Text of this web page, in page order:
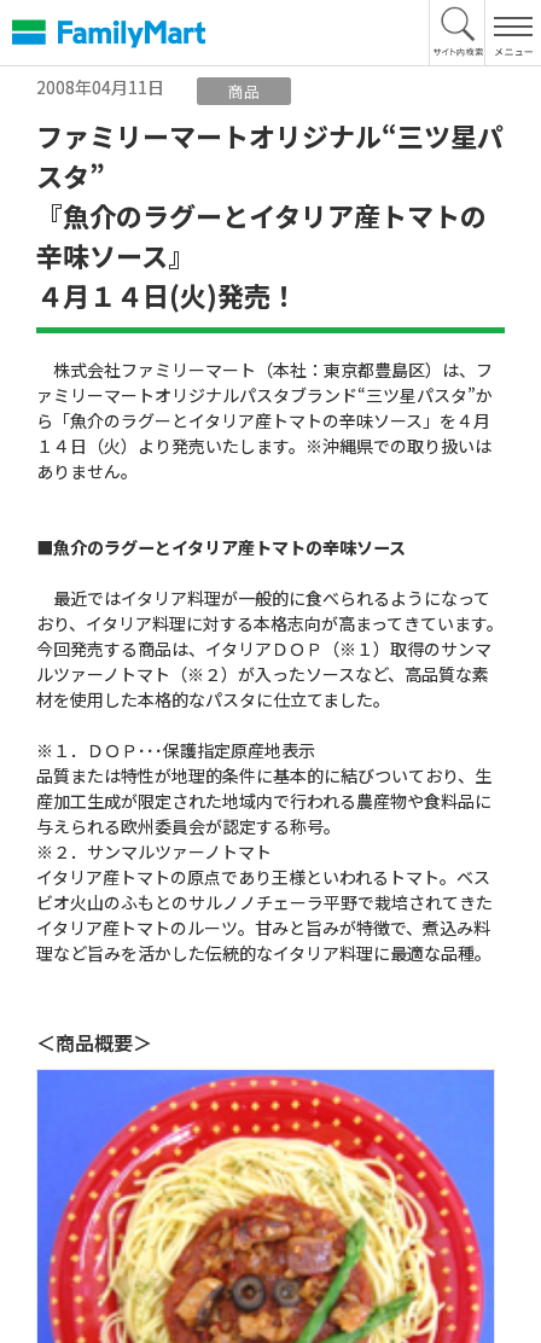
文
へ
2008年04月11日
商品
ファミリーマートオリジナル“三ツ星パ
スタ”
『魚介のラグーとイタリア産トマトの
辛味ソース』
４月１４日(火)発売！
株式会社ファミリーマート（本社：東京都豊島区）は、フ
ァミリーマートオリジナルパスタブランド“三ツ星パスタ”か
ら「魚介のラグーとイタリア産トマトの辛味ソース」を４月
１４日（火）より発売いたします。※沖縄県での取り扱いは
ありません。
■魚介のラグーとイタリア産トマトの辛味ソース
最近ではイタリア料理が一般的に食べられるようになって
おり、イタリア料理に対する本格志向が高まってきています。
今回発売する商品は、イタリアＤＯＰ（※１）取得のサンマ
ルツァーノトマト（※２）が入ったソースなど、高品質な素
材を使用した本格的なパスタに仕立てました。
※１．ＤＯＰ･･･保護指定原産地表示
品質または特性が地理的条件に基本的に結びついており、生
産加工生成が限定された地域内で行われる農産物や食料品に
与えられる欧州委員会が認定する称号。
※２．サンマルツァーノトマト
イタリア産トマトの原点であり王様といわれるトマト。ベス
ビオ火山のふもとのサルノノチェーラ平野で栽培されてきた
イタリア産トマトのルーツ。甘みと旨みが特徴で、煮込み料
理など旨みを活かした伝統的なイタリア料理に最適な品種。
＜商品概要＞